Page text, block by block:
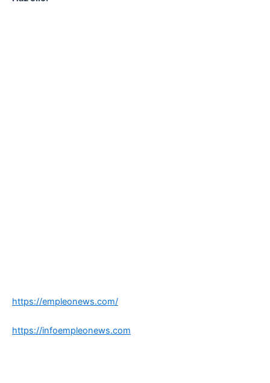
https://empleonews.com/
https://infoempleonews.com